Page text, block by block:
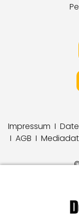
Impressum I
I AGB I